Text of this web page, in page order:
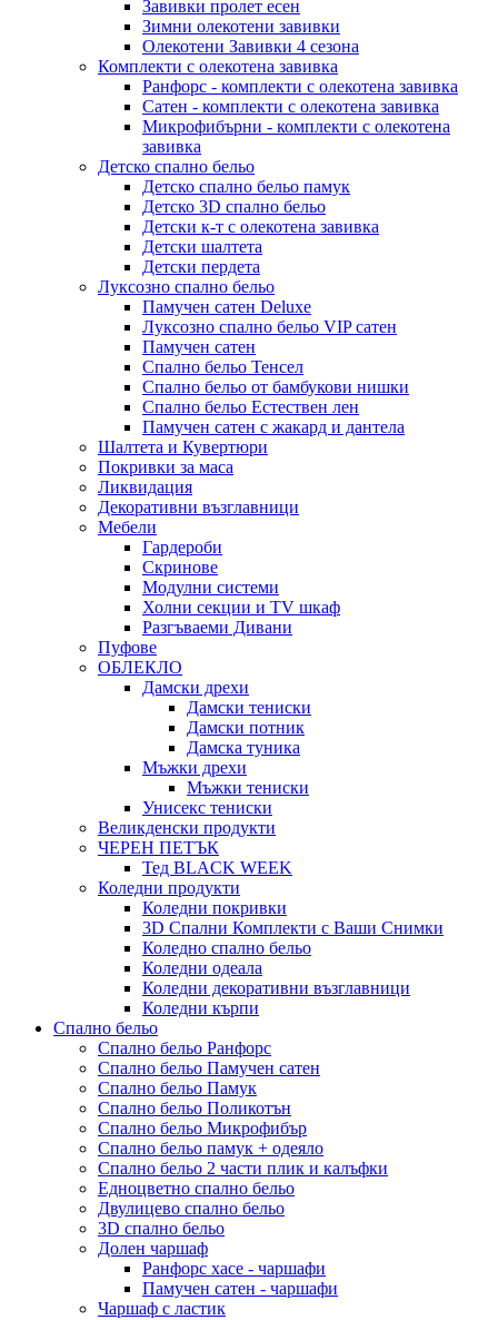
Завивки пролет есен
Зимни олекотени завивки
Олекотени Завивки 4 сезона
Комплекти с олекотена завивка
Ранфорс - комплекти с олекотена завивка
Сатен - комплекти с олекотена завивка
Микрофибърни - комплекти с олекотена
завивка
Детско спално бельо
Детско спално бельо памук
Детско 3D спално бельо
Детски к-т с олекотена завивка
Детски шалтета
Детски пердета
Луксозно спално бельо
Памучен сатен Deluxe
Луксозно спално бельо VIP сатен
Памучен сатен
Спално бельо Тенсел
Спално бельо от бамбукови нишки
Спално бельо Естествен лен
Памучен сатен с жакард и дантела
Шалтета и Кувертюри
Покривки за маса
Ликвидация
Декоративни възглавници
Мебели
Гардероби
Скринове
Модулни системи
Холни секции и ТV шкаф
Разгъваеми Дивани
Пуфове
ОБЛЕКЛО
Дамски дрехи
Дамски тениски
Дамски потник
Дамска туника
Мъжки дрехи
Мъжки тениски
Унисекс тениски
Великденски продукти
ЧЕРЕН ПЕТЪК
Тед BLACK WEEK
Коледни продукти
Коледни покривки
3D Спални Комплекти с Ваши Снимки
Коледно спално бельо
Коледни одеала
Коледни декоративни възглавници
Коледни кърпи
Спално бельо
Спално бельо Ранфорс
Спално бельо Памучен сатен
Спално бельо Памук
Спално бельо Поликотън
Спално бельо Микрофибър
Спално бельо памук + одеяло
Спално бельо 2 части плик и калъфки
Eдноцветно спално бельо
Двулицево спално бельо
3D спално бельо
Долен чаршаф
Ранфорс хасе - чаршафи
Памучен сатен - чаршафи
Чаршаф с ластик